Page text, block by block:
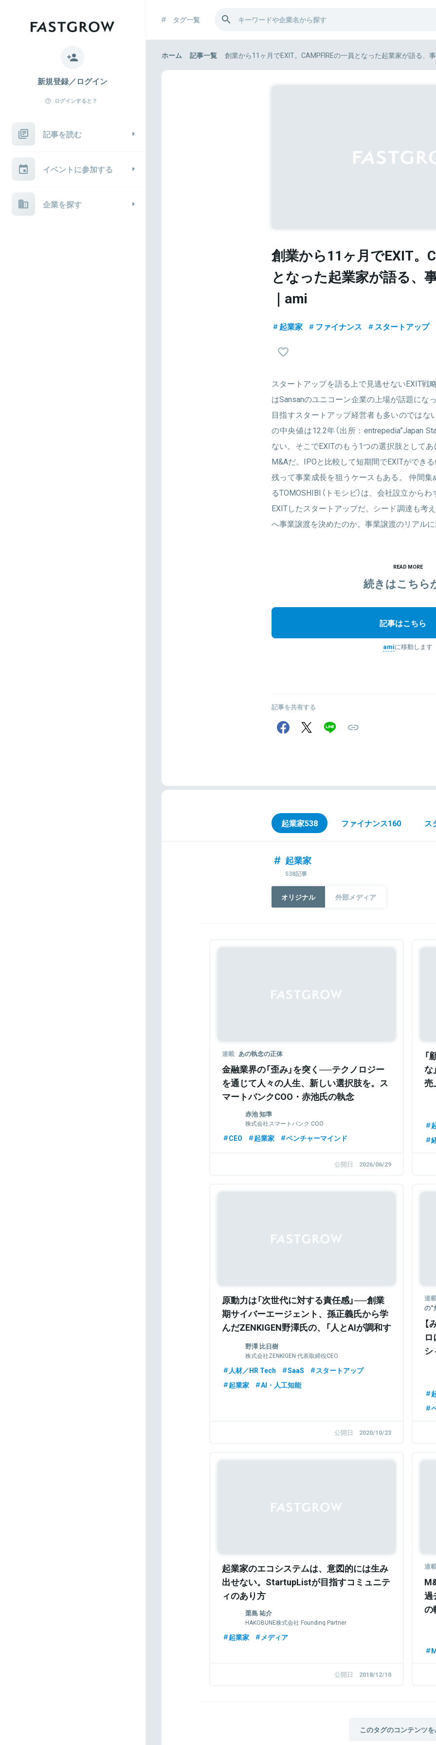
新規登録／ログイン
ログインすると？
記事を読む
イベントに参加する
企業を探す
タグ一覧
ホーム 記事一覧 創業から11ヶ月でEXIT。CAMPFIREの一員となった起業家が語る、
創業から11ヶ月でEXIT。
となった起業家が語る、
｜ami
起業家 ファイナンス スタートアップ
スタートアップを語る上で見逃せないEXIT戦
はSansanのユニコーン企業の上場が話題にな
目指すスタートアップ経営者も多いのではな
の中央値は12.2年（出所：entrepedia”Japan
ない。そこでEXITのもう1つの選択肢として
M&Aだ。IPOと比較して短期間でEXITができ
残って事業成長を狙うケースもある。 仲間
るTOMOSHIBI（トモシビ）は、会社設立から
EXITしたスタートアップだ。シード調達も考
へ事業譲渡を決めたのか。事業譲渡のリアル
READ MORE
続きはこちら
記事はこちら
amiに移動します
記事を共有する
起業家538 ファイナンス160 ス
起業家
538記事
オリジナル 外部メディア
連載 あの執念の正体
金融業界の「歪み」を突く──テクノロジー
を通じて人々の人生、新しい選択肢を。ス
マートバンクCOO・赤池氏の執念
赤池 知準
株式会社スマートバンク COO
CEO 起業家 ベンチャーマインド
公開日 2026/06/29
な
売
原動力は「次世代に対する責任感」──創業
期サイバーエージェント、孫正義氏から学
んだZENKIGEN野澤氏の、「人とAIが調和す
る社会」構想に迫る
野澤 比日樹
株式会社ZENKIGEN 代表取締役CEO
人材／HR Tech SaaS
スタートアップ
起業家
AI・人工知能
公開日 2020/10/23
連
の“
起業家のエコシステムは、意図的には生み
出せない。StartupListが目指すコミュニテ
ィのあり方
栗島 祐介
HAKOBUNE株式会社 Founding Partner
起業家 メディア
公開日 2018/12/10
連
過
の
このタグのコンテンツ